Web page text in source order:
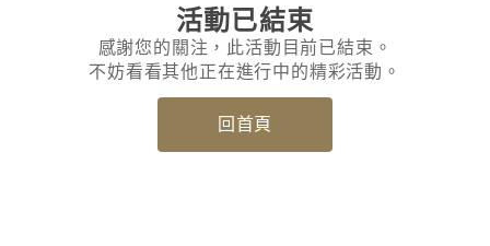
活動已結束
感謝您的關注，此活動目前已結束。
不妨看看其他正在進行中的精彩活動。
回首頁